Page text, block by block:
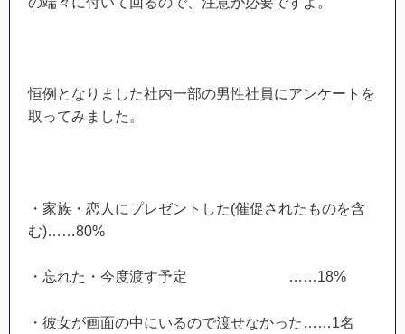
恒例となりました社内一部の男性社員にアンケートを
取ってみました。
・家族・恋人にプレゼントした(催促されたものを含
む)……80%
・忘れた・今度渡す予定 ……18%
・彼女が画面の中にいるので渡せなかった……1名